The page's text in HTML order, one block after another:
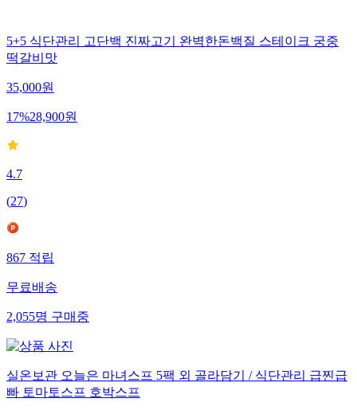
5+5 식단관리 고단백 진짜고기 완벽한돈백질 스테이크 궁중
떡갈비맛
35,000원
17%28,900원
4.7
(27)
867적립
무료배송
2,055명구매중
실온보관 오늘은 마녀스프 5팩 외 골라담기 / 식단관리 급찐급
빠 토마토스프 호박스프